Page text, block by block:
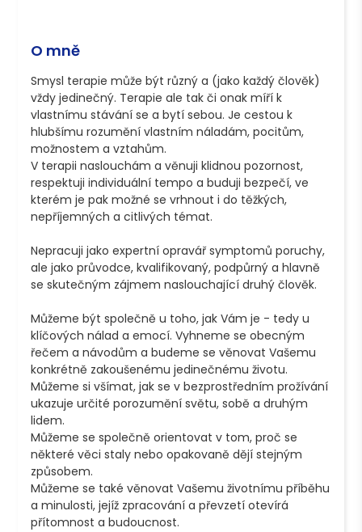
O mně
Smysl terapie může být různý a (jako každý člověk)
vždy jedinečný. Terapie ale tak či onak míří k
vlastnímu stávání se a bytí sebou. Je cestou k
hlubšímu rozumění vlastním náladám, pocitům,
možnostem a vztahům.
V terapii naslouchám a věnuji klidnou pozornost,
respektuji individuální tempo a buduji bezpečí, ve
kterém je pak možné se vrhnout i do těžkých,
nepříjemných a citlivých témat.
Nepracuji jako expertní opravář symptomů poruchy,
ale jako průvodce, kvalifikovaný, podpůrný a hlavně
se skutečným zájmem naslouchající druhý člověk.
Můžeme být společně u toho, jak Vám je - tedy u
klíčových nálad a emocí. Vyhneme se obecným
řečem a návodům a budeme se věnovat Vašemu
konkrétně zakoušenému jedinečnému životu.
Můžeme si všímat, jak se v bezprostředním prožívání
ukazuje určité porozumění světu, sobě a druhým
lidem.
Můžeme se společně orientovat v tom, proč se
některé věci staly nebo opakovaně dějí stejným
způsobem.
Můžeme se také věnovat Vašemu životnímu příběhu
a minulosti, jejíž zpracování a převzetí otevírá
přítomnost a budoucnost.